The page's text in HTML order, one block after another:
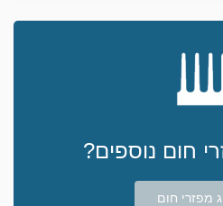
חום נוספים?
מפזרי חום